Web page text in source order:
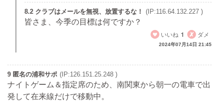
8.2 クラブはメールを無視、放置するな！ (IP:116.64.132.227 )
皆さま、今季の目標は何ですか？
いいね 1 ダメ
2024年07月14日 21:45
9 匿名の浦和サポ (IP:126.151.25.248 )
ナイトゲーム＆指定席のため、南関東から朝一の電車で出
発して在来線だけで移動中。